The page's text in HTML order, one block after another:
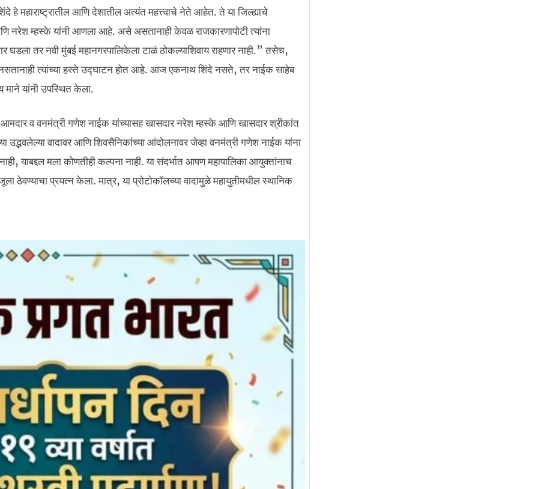
हे महाराष्ट्रातील आणि देशातील अत्यंत महत्त्वाचे नेते आहेत. ते या जिल्ह्याचे
नरेश म्हस्के यांनी आणला आहे. असे असतानाही केवळ राजकारणापोटी त्यांना
तर नवी मुंबई महानगरपालिकेला टाळं ठोकल्याशिवाय राहणार नाही.” तसेच,
त्यांच्या हस्ते उद्घाटन होत आहे. आज एकनाथ शिंदे नसते, तर नाईक साहेब
यांनी उपस्थित केला.
व वनमंत्री गणेश नाईक यांच्यासह खासदार नरेश म्हस्के आणि खासदार श्रीकांत
वादावर आणि शिवसैनिकांच्या आंदोलनावर जेव्हा वनमंत्री गणेश नाईक यांना
याबद्दल मला कोणतीही कल्पना नाही. या संदर्भात आपण महापालिका आयुक्तांनाच
ठेवण्याचा प्रयत्न केला. मात्र, या प्रोटोकॉलच्या वादामुळे महायुतीमधील स्थानिक